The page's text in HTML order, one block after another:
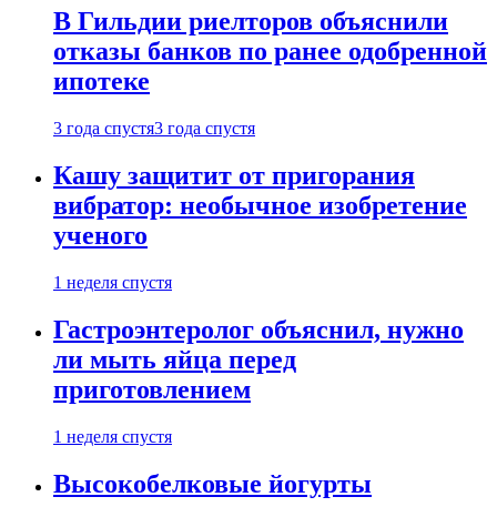
В Гильдии риелторов объяснили
отказы банков по ранее одобренной
ипотеке
3 года спустя3 года спустя
Кашу защитит от пригорания
вибратор: необычное изобретение
ученого
1 неделя спустя
Гастроэнтеролог объяснил, нужно
ли мыть яйца перед
приготовлением
1 неделя спустя
Высокобелковые йогурты